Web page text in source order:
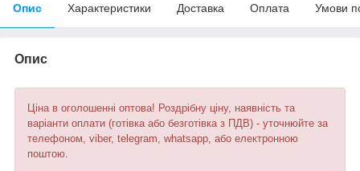
Опис Характеристики Доставка Оплата Умови
Опис
Ціна в оголошенні оптова! Роздрібну ціну, наявність та
варіанти оплати (готівка або безготівка з ПДВ) - уточнюйте за
телефоном, viber, telegram, whatsapp, або електронною
поштою.